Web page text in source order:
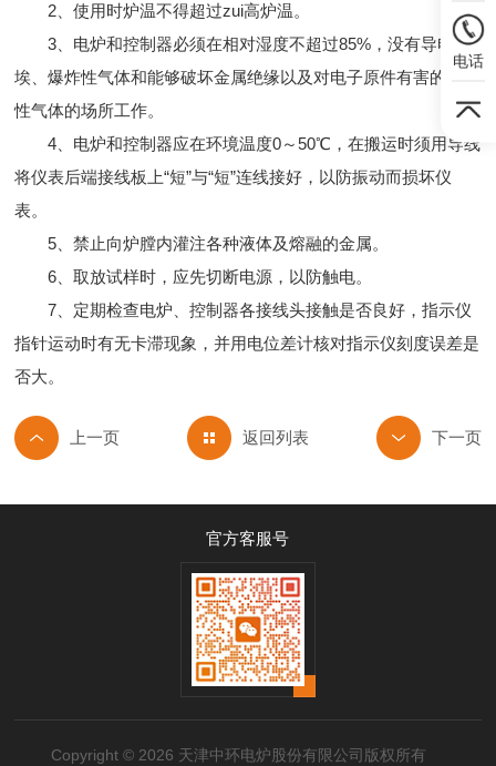
2、使用时炉温不得超过zui高炉温。
3、电炉和控制器必须在相对湿度不超过85%，没有导电尘
埃、爆炸性气体和能够破坏金属绝缘以及对电子原件有害的腐蚀
性气体的场所工作。
4、电炉和控制器应在环境温度0～50℃，在搬运时须用导线
将仪表后端接线板上“短”与“短”连线接好，以防振动而损坏仪
表。
5、禁止向炉膛内灌注各种液体及熔融的金属。
6、取放试样时，应先切断电源，以防触电。
7、定期检查电炉、控制器各接线头接触是否良好，指示仪
指针运动时有无卡滞现象，并用电位差计核对指示仪刻度误差是
否大。
返回列表
官方客服号
Copyright © 2026 天津中环电炉股份有限公司版权所有
电话